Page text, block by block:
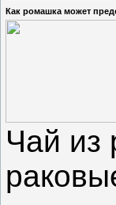
Как ромашка может
Чай из